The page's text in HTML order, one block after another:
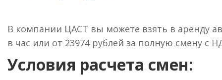
В компании ЦАСТ вы можете взять в аренду
в час или от 23974 рублей за полную смену с
Условия расчета смен: